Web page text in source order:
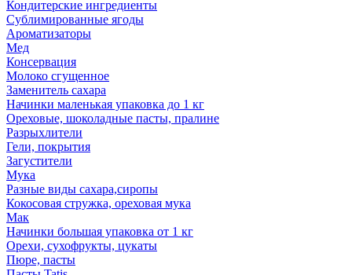
Кондитерские ингредиенты
Сублимированные ягоды
Ароматизаторы
Мед
Консервация
Молоко сгущенное
Заменитель сахара
Начинки маленькая упаковка до 1 кг
Ореховые, шоколадные пасты, пралине
Разрыхлители
Гели, покрытия
Загустители
Мука
Разные виды сахара,сиропы
Кокосовая стружка, ореховая мука
Мак
Начинки большая упаковка от 1 кг
Орехи, сухофрукты, цукаты
Пюре, пасты